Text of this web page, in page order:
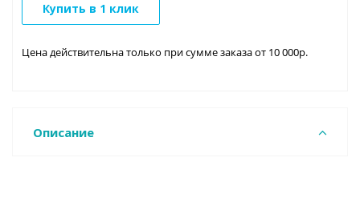
Купить в 1 клик
Цена действительна только при сумме заказа от 10 000р.
Описание